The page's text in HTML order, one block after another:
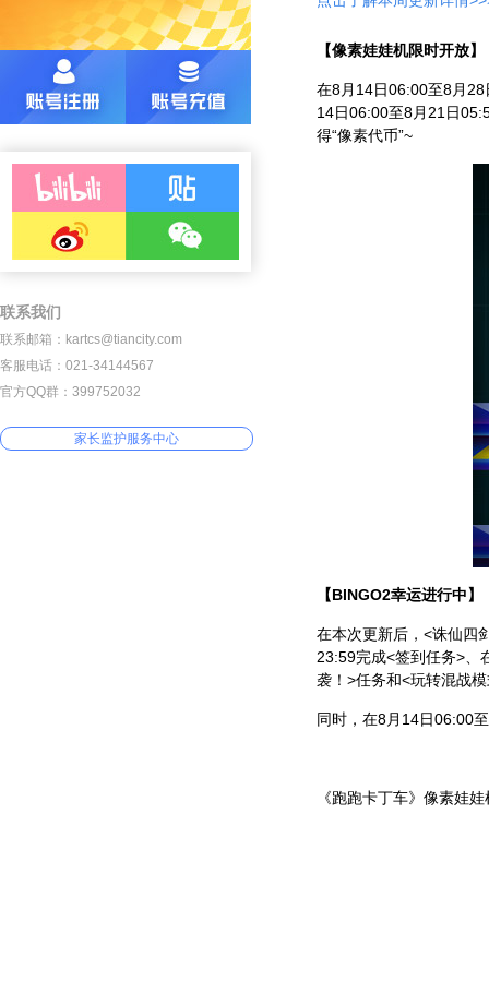
联系我们
联系邮箱：kartcs@tiancity.com
客服电话：021-34144567
官方QQ群：399752032
家长监护服务中心
【像素娃娃机限时开放】
在8月 14日06:00至8月 28
14日06:00至8月 21 日
得“像素代币”~
【BINGO2幸运进行中】
在本次更新后， <诛仙四
23:59完成<签到任务> 、
袭！ >任务和<玩转混战
同时，在8月 14日06:00至
《跑跑卡丁车》像素娃